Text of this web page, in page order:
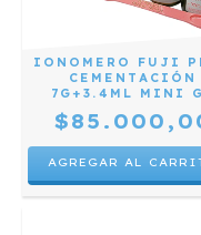
IONOMERO FUJI
CEMENTACIÓN
7G+3.4ML MINI